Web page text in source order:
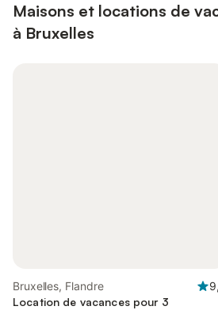
Maisons et locations de
à Bruxelles
Bruxelles, Flandre
Location de vacances pour 3